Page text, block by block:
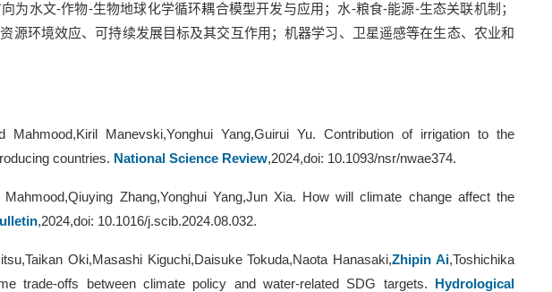
为水文-作物-生物地球化学循环耦合模型开发与应用；水-粮食-能源-生态关联机制；
源环境效应、可持续发展目标及其交互作用；机器学习、卫星遥感等在生态、农业和
Mahmood,Kiril Manevski,Yonghui Yang,Guirui Yu. Contribution of irrigation to the
countries. National Science Review,2024,doi: 10.1093/nsr/nwae374.
Zhang,Yonghui Yang,Jun Xia. How will climate change affect the
,2024,doi: 10.1016/j.scib.2024.08.032.
Oki,Masashi Kiguchi,Daisuke Tokuda,Naota Hanasaki,Zhipin Ai,Toshichika
trade-offs between climate policy and water-related SDG targets. Hydrological